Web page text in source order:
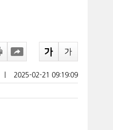
2025-02-21 09:19:09